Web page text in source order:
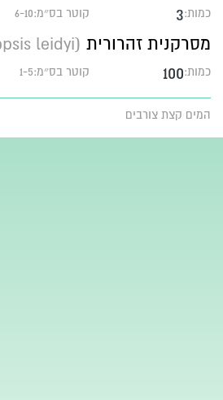
כמות:3 קוטר בס״מ:6-10
מסרקנית זהרורית (Mnemiopsis leidyi)
כמות:100 קוטר בס״מ:1-5
המים קצת צורבים